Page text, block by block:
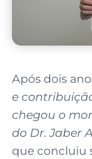
Após dois
e
chegou o
do Dr. Jaber
que concluiu